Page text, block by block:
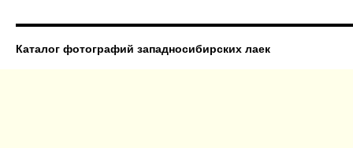
Каталог фотографий западносибирских лаек